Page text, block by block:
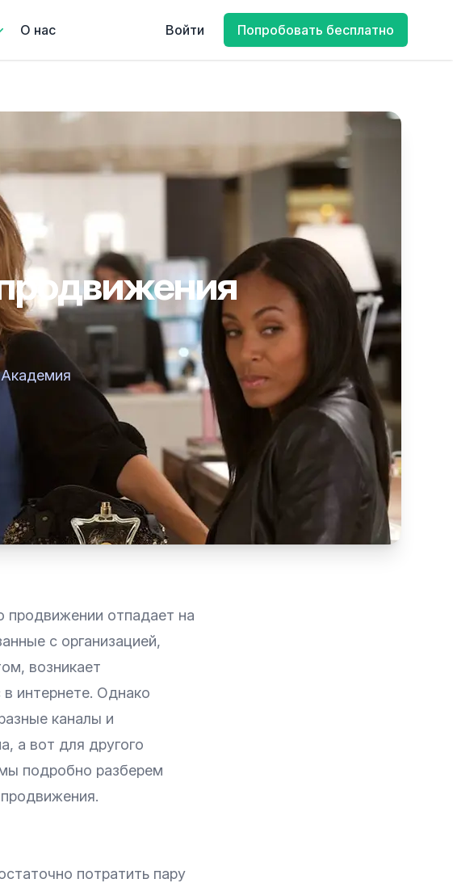
О нас Войти Попробовать бесплатно
Академия
продвижении отпадает на
с организацией,
возникает
интернете. Однако
каналы и
а вот для другого
подробно разберем
потратить пару